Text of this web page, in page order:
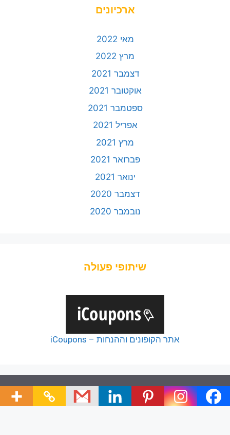
ארכיונים
מאי 2022
מרץ 2022
דצמבר 2021
אוקטובר 2021
ספטמבר 2021
אפריל 2021
מרץ 2021
פברואר 2021
ינואר 2021
דצמבר 2020
נובמבר 2020
שיתופי פעולה
אתר הקופונים וההנחות – iCoupons
© 2026 כל הזכויות של כלל הפודקאסטים שמורות ליוצריהם,
כל זכויות שאר תכני האתר שמורות לצוות האתר.